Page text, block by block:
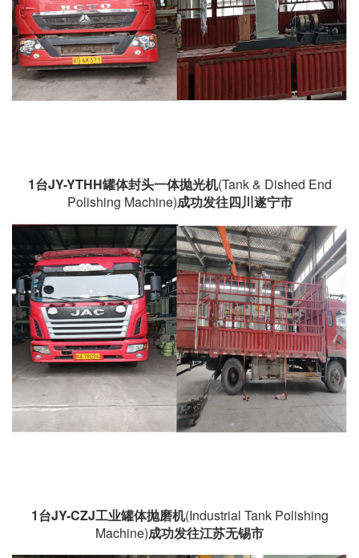
1台JY-YTHH罐体封头一体抛光机(Tank & Dished End
Polishing Machine)成功发往四川遂宁市
1台JY-CZJ工业罐体抛磨机(Industrial Tank Polishing
Machine)成功发往江苏无锡市